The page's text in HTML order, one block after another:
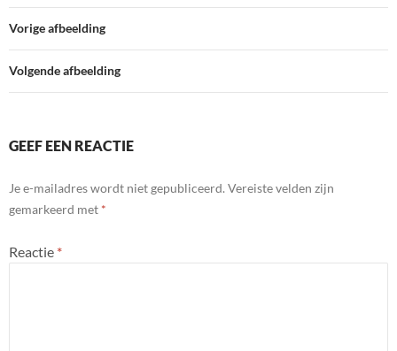
Vorige afbeelding
Volgende afbeelding
GEEF EEN REACTIE
Je e-mailadres wordt niet gepubliceerd. Vereiste velden zijn
gemarkeerd met *
Reactie *